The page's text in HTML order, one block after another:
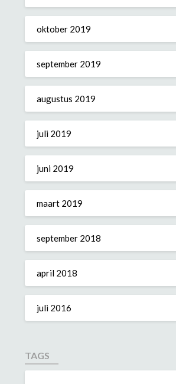
oktober 2019
september 2019
augustus 2019
juli 2019
juni 2019
maart 2019
september 2018
april 2018
juli 2016
TAGS